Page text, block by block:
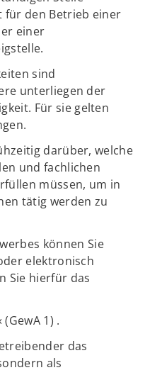
für den Betrieb einer
einer
sind
unterliegen der
Für sie gelten
darüber, welche
und fachlichen
müssen, um in
tätig werden zu
können Sie
elektronisch
Sie hierfür das
1) .
das
als